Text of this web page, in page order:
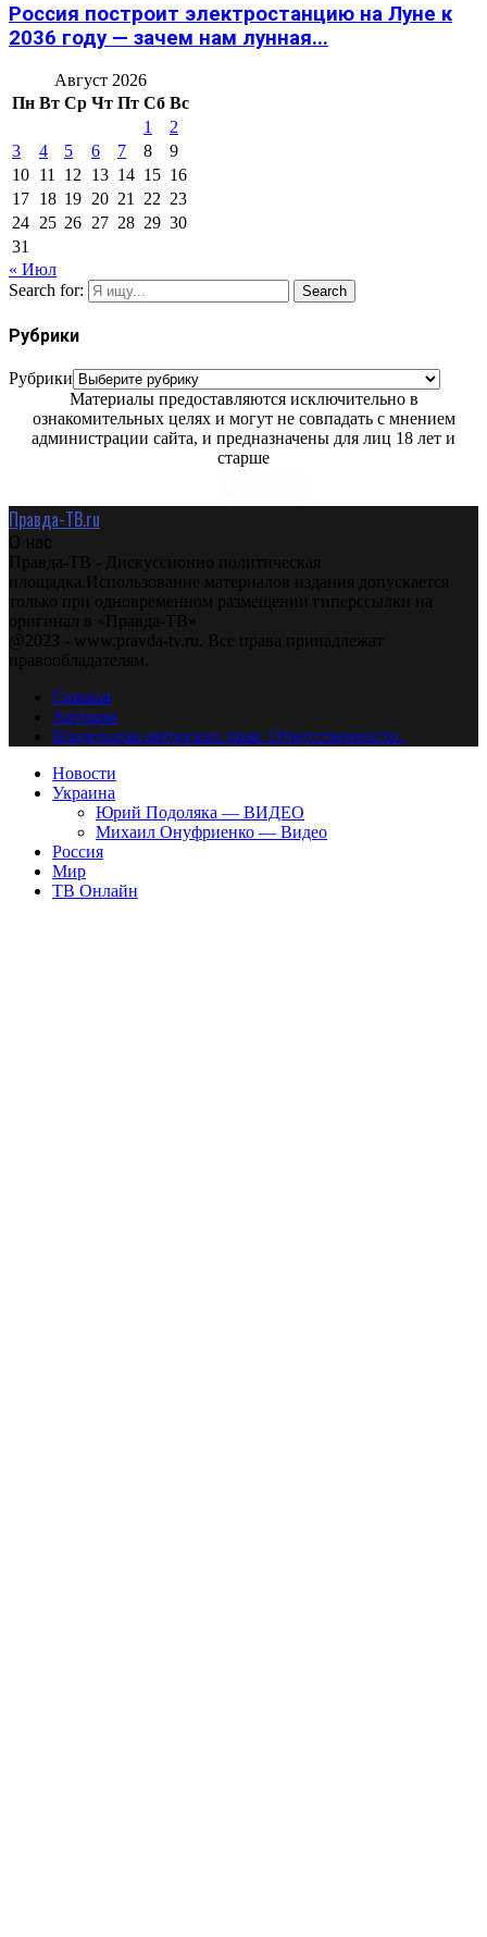
Россия построит электростанцию на Луне к
2036 году — зачем нам лунная...
Август 2026
Пн Вт Ср Чт Пт Сб Вс
1
2
3
4 5 6 7 8
9
10 11 12 13 14 15 16
17 18 19 20 21 22 23
24 25 26 27 28 29 30
31
« Июл
Search for:
Search
Рубрики
Рубрики
Материалы предоставляются исключительно в
ознакомительных целях и могут не совпадать с мнением
администрации сайта, и предназначены для лиц 18 лет и
старше
Правда-ТВ.ru
О нас
Правда-ТВ - Дискуссионно политическая
площадка.Использование материалов издания допускается
только при одновременном размещении гиперссылки на
оригинал в «Правда-ТВ»
@2023 - www.pravda-tv.ru. Все права принадлежат
правообладателям.
Главная
Авторам
Владельцам авторских прав. Ответственности.
Новости
Украина
Юрий Подоляка — ВИДЕО
Михаил Онуфриенко — Видео
Россия
Мир
ТВ Онлайн